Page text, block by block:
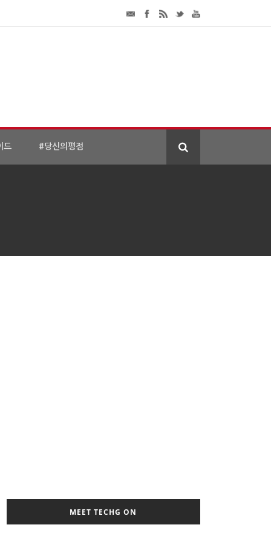
드 #당신의평점
MEET TECHG ON